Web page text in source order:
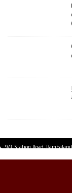
9/3, Station Road,